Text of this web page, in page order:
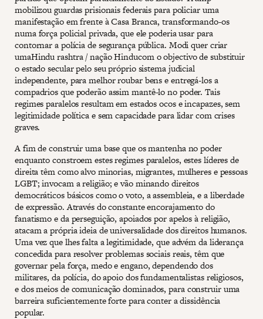
mobilizou guardas prisionais federais para policiar uma
manifestação em frente à Casa Branca, transformando-os
numa força policial privada, que ele poderia usar para
contornar a polícia de segurança pública. Modi quer criar
umaHindu rashtra / nação Hinducom o objectivo de substituir
o estado secular pelo seu próprio sistema judicial
independente, para melhor roubar bens e entregá-los a
compadrios que poderão assim mantê-lo no poder. Tais
regimes paralelos resultam em estados ocos e incapazes, sem
legitimidade política e sem capacidade para lidar com crises
graves.
A fim de construir uma base que os mantenha no poder
enquanto constroem estes regimes paralelos, estes líderes de
direita têm como alvo minorias, migrantes, mulheres e pessoas
LGBT; invocam a religião; e vão minando direitos
democráticos básicos como o voto, a assembleia, e a liberdade
de expressão. Através do constante encorajamento do
fanatismo e da perseguição, apoiados por apelos à religião,
atacam a própria ideia de universalidade dos direitos humanos.
Uma vez que lhes falta a legitimidade, que advém da liderança
concedida para resolver problemas sociais reais, têm que
governar pela força, medo e engano, dependendo dos
militares, da polícia, do apoio dos fundamentalistas religiosos,
e dos meios de comunicação dominados, para construir uma
barreira suficientemente forte para conter a dissidência
popular.